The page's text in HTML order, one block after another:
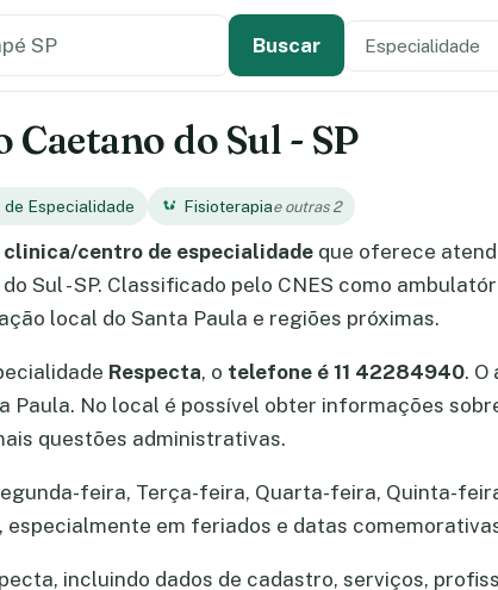
Buscar Especialidade
Tipo de unidade
Caetano do Sul - SP
Especialidade Fisioterapiae outras 2
clinica/centro de especialidade que oferece
Sul - SP. Classificado pelo CNES como
local do Santa Paula e regiões próximas.
Respecta, o telefone é 11 42284940.
Paula. No local é possível obter informações
questões administrativas.
feira, Terça-feira, Quarta-feira, Quinta-
em feriados e datas
incluindo dados de cadastro, serviços,